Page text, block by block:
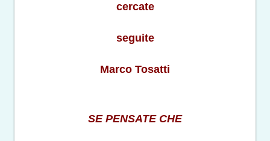
cercate
seguite
Marco Tosatti
SE PENSATE CHE